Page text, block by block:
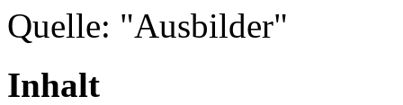
Quelle: "Ausbilder"
Inhalt